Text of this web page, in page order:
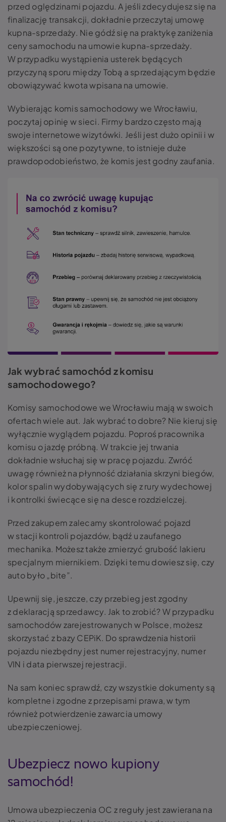
przed oględzinami pojazdu. A jeśli zdecydujesz się na
finalizację transakcji, dokładnie przeczytaj umowę
kupna-sprzedaży. Nie gódź się na praktykę zaniżenia
ceny samochodu na umowie kupna-sprzedaży.
W przypadku wystąpienia usterek będących
przyczyną sporu między Tobą a sprzedającym będzie
obowiązywać kwota wpisana na umowie.
Wybierając komis samochodowy we Wrocławiu,
poczytaj opinię w sieci. Firmy bardzo często mają
swoje internetowe wizytówki. Jeśli jest dużo opinii i w
większości są one pozytywne, to istnieje duże
prawdopodobieństwo, że komis jest godny zaufania.
Jak wybrać samochód z komisu
samochodowego?
Komisy samochodowe we Wrocławiu mają w swoich
ofertach wiele aut. Jak wybrać to dobre? Nie kieruj się
wyłącznie wyglądem pojazdu. Poproś pracownika
komisu o jazdę próbną. W trakcie jej trwania
dokładnie wsłuchaj się w pracę pojazdu. Zwróć
uwagę również na płynność działania skrzyni biegów,
kolor spalin wydobywających się z rury wydechowej
i kontrolki świecące się na desce rozdzielczej.
Przed zakupem zalecamy skontrolować pojazd
w stacji kontroli pojazdów, bądź u zaufanego
mechanika. Możesz także zmierzyć grubość lakieru
specjalnym miernikiem. Dzięki temu dowiesz się, czy
auto było „bite”.
Upewnij się, jeszcze, czy przebieg jest zgodny
z deklaracją sprzedawcy. Jak to zrobić? W przypadku
samochodów zarejestrowanych w Polsce, możesz
skorzystać z bazy CEPiK. Do sprawdzenia historii
pojazdu niezbędny jest numer rejestracyjny, numer
VIN i data pierwszej rejestracji.
Na sam koniec sprawdź, czy wszystkie dokumenty są
kompletne i zgodne z przepisami prawa, w tym
również potwierdzenie zawarcia umowy
ubezpieczeniowej.
Ubezpiecz nowo kupiony
samochód!
Umowa ubezpieczenia OC z reguły jest zawierana na